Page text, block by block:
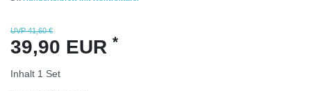
UVP 41,60 €
39,90 EUR *
Inhalt 1 Set